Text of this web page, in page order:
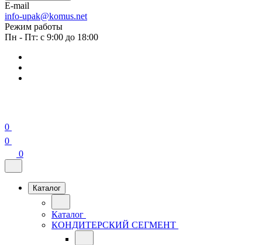
E-mail
info-upak@komus.net
Режим работы
Пн - Пт: с 9:00 до 18:00
0
0
0
Каталог
Каталог
КОНДИТЕРСКИЙ СЕГМЕНТ